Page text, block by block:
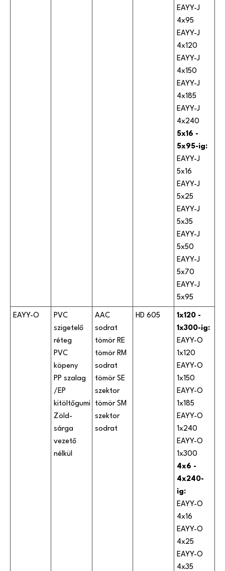
EAYY-J
4x95
EAYY-J
4x120
EAYY-J
4x150
EAYY-J
4x185
EAYY-J
4x240
5x16 -
5x95-ig:
EAYY-J
5x16
EAYY-J
5x25
EAYY-J
5x35
EAYY-J
5x50
EAYY-J
5x70
EAYY-J
5x95
EAYY-O
PVC
szigetelő
réteg
PVC
köpeny
PP szalag
/EP
kitöltőgumi
Zöld-
sárga
vezető
nélkül
AAC
sodrat
tömör RE
tömör RM
sodrat
tömör SE
szektor
tömör SM
szektor
sodrat
HD 605
1x120 -
1x300-ig:
EAYY-O
1x120
EAYY-O
1x150
EAYY-O
1x185
EAYY-O
1x240
EAYY-O
1x300
4x6 -
4x240-
ig:
EAYY-O
4x16
EAYY-O
4x25
EAYY-O
4x35